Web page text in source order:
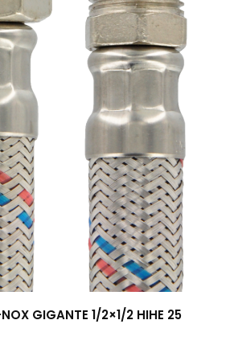
NOX GIGANTE 1/2×1/2 HIHE 25